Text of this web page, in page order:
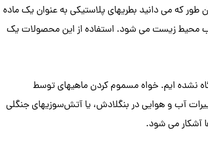
طور که می دانید بطریهایپلاستیکی به عنوان یک ماده
محیط زیست می شود. استفاده از این محصولات یک
آگاه نشده ایم. خواه مسموم کردن ماهیهای توسط
آب و هوایی در بنگلادش، یا آتش‌سوزیهای جنگلی
آشکار می‌ شود.